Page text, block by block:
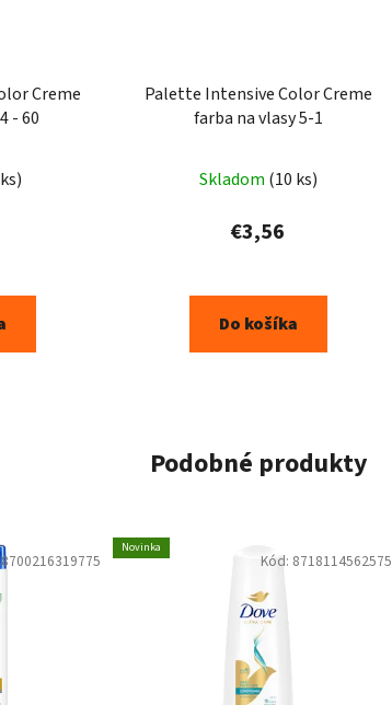
Creme
- 60
Palette Intensive Color Creme
farba na vlasy 5-1
Skladom (10 ks)
€3,56
Do košíka
Podobné produkty
8700216319775
Novinka
Kód: 8718114562575